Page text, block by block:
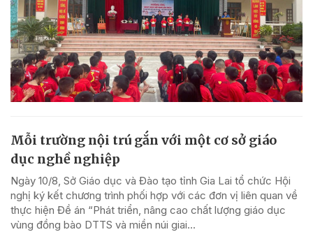
Mỗi trường nội trú gắn với một cơ sở giáo
dục nghề nghiệp
Ngày 10/8, Sở Giáo dục và Đào tạo tỉnh Gia Lai tổ chức Hội
nghị ký kết chương trình phối hợp với các đơn vị liên quan về
thực hiện Đề án “Phát triển, nâng cao chất lượng giáo dục
vùng đồng bào DTTS và miền núi giai...